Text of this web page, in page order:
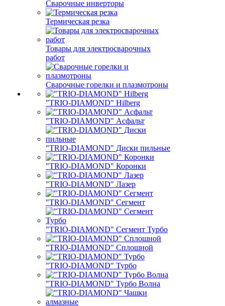
Сварочные инверторы
Термическая резка
Товары для электросварочных
работ
Сварочные горелки и плазмотроны
"TRIO-DIAMOND" Hilberg
"TRIO-DIAMOND" Асфальт
"TRIO-DIAMOND" Диски пильные
"TRIO-DIAMOND" Коронки
"TRIO-DIAMOND" Лазер
"TRIO-DIAMOND" Сегмент
"TRIO-DIAMOND" Сегмент Турбо
"TRIO-DIAMOND" Сплошной
"TRIO-DIAMOND" Турбо
"TRIO-DIAMOND" Турбо Волна